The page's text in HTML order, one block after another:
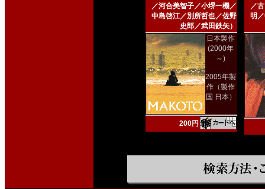
／河合美智子／小堺一機／
中島啓江／別所哲也／佐野
史郎／武田鉄矢）
日本製作
(2000年
～)
2005年製
作（製作
国 日本）
200円
／
明